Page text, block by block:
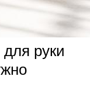
руки